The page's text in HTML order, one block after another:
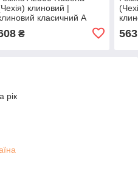
клиновий |
класичний A
89½ | 13/A - 2300 | А-2300
₴ 563
рік